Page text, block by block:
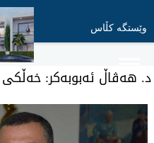
وێستگە کڵاس
د. هەڤاڵ ئەبوبەکر: